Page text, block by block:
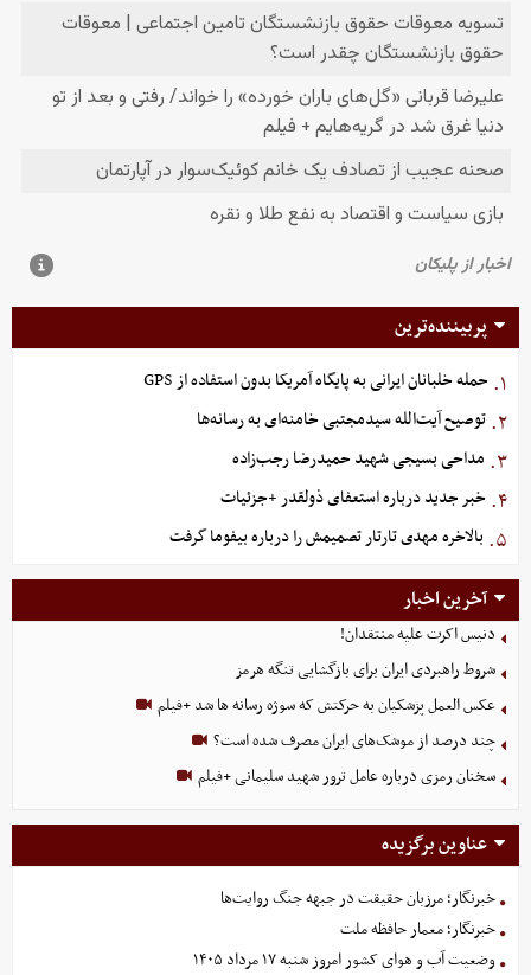
پربیننده‌ترین
۱. حمله خلبانان ایرانی به پایگاه آمریکا بدون استفاده از GPS
۲. توصیح آیت‌الله سیدمجتبی خامنه‌ای به رسانه‌ها
۳. مداحی بسیجی شهید حمیدرضا رجب‌زاده
۴. خبر جدید درباره استعفای ذولقدر +جزئیات
۵. بالاخره مهدی تارتار تصمیمش را درباره بیفوما گرفت
آخرین اخبار
دنیس اکرت علیه منتقدان!
شروط راهبردی ایران برای بازگشایی تنگه هرمز
عکس العمل پزشکیان به حرکتش که سوژه رسانه ها شد +فیلم
چند درصد از موشک‌های ایران مصرف شده است؟
سخنان رمزی درباره عامل ترور شهید سلیمانی +فیلم
عناوین برگزیده
خبرنگار؛ مرزبان حقیقت در جبهه جنگ روایت‌ها
خبرنگار؛ معمار حافظه ملت
وضعیت آب و هوای کشور امروز شنبه ۱۷ مرداد ۱۴۰۵